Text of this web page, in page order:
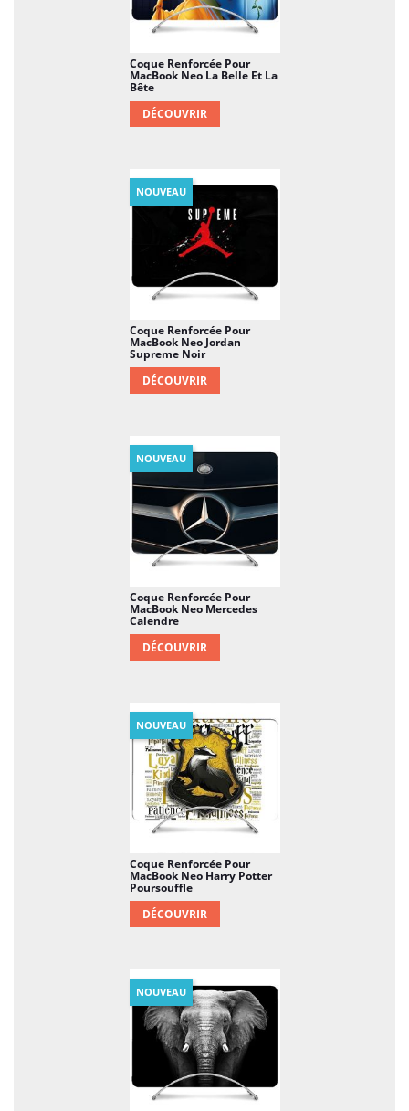
Coque Renforcée Pour
MacBook Neo La Belle Et La
Bête
DÉCOUVRIR
Coque Renforcée Pour
MacBook Neo Jordan
Supreme Noir
DÉCOUVRIR
NOUVEAU
Coque Renforcée Pour
MacBook Neo Mercedes
Calendre
DÉCOUVRIR
NOUVEAU
Coque Renforcée Pour
MacBook Neo Harry Potter
Poursouffle
DÉCOUVRIR
NOUVEAU
NOUVEAU